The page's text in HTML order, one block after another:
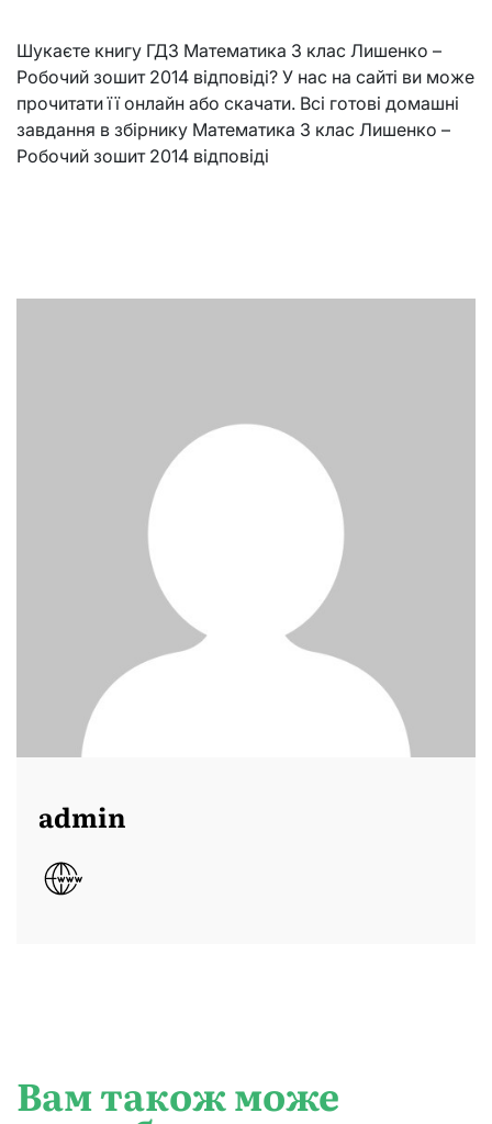
Шукаєте книгу ГДЗ Математика 3 клас Лишенко –
Робочий зошит 2014 відповіді? У нас на сайті ви може
прочитати її онлайн або скачати. Всі готові домашні
завдання в збірнику Математика 3 клас Лишенко –
Робочий зошит 2014 відповіді
admin
Вам також може